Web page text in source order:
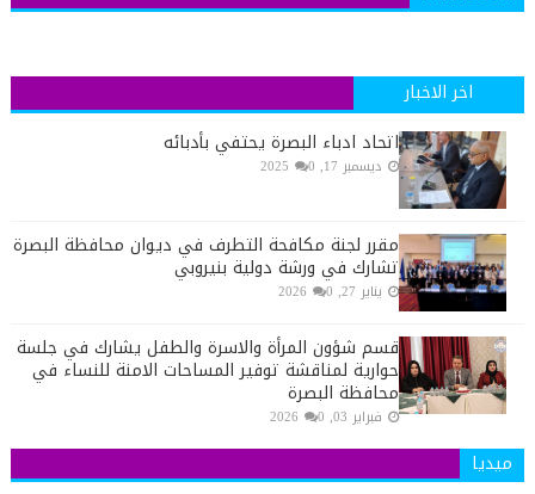
اخر الاخبار
اتحاد ادباء البصرة يحتفي بأدبائه
ديسمبر 17, 2025 0
مقرر لجنة مكافحة التطرف في ديوان محافظة البصرة
تشارك في ورشة دولية بنيروبي
يناير 27, 2026 0
قسم شؤون المرأة والاسرة والطفل يشارك في جلسة
حوارية لمناقشة توفير المساحات الامنة للنساء في
محافظة البصرة
فبراير 03, 2026 0
ميديا